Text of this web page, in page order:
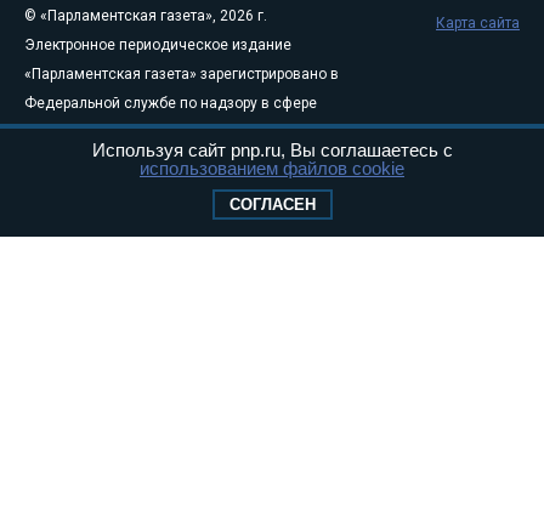
© «Парламентская газета», 2026 г.
Электронное периодическое издание
«Парламентская газета» зарегистрировано в
Федеральной службе по надзору в сфере
связи, информационных технологий и
массовых коммуникаций (Роскомнадзор) 05
Свидетельство о регистрации Эл № ФС77-
Карта сайта
Используя сайт pnp.ru, Вы соглашаетесь с
использованием файлов cookie
СОГЛАСЕН